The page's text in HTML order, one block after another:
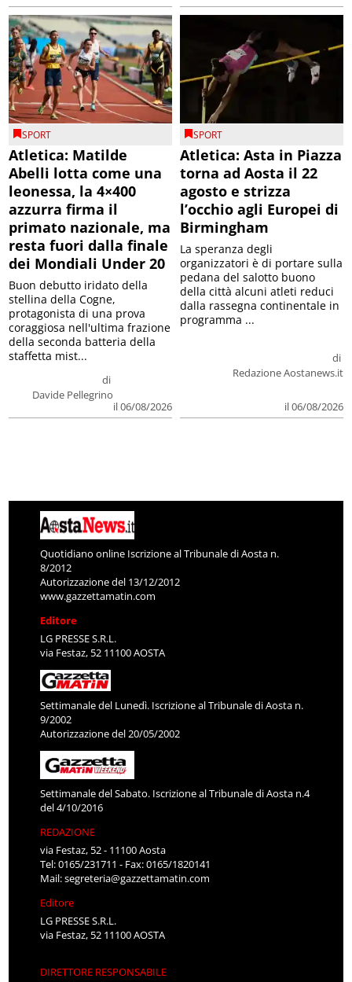
SPORT
Atletica: Matilde
Abelli lotta come una
leonessa, la 4×400
azzurra firma il
primato nazionale, ma
resta fuori dalla finale
dei Mondiali Under 20
di
Davide Pellegrino
il 06/08/2026
Buon debutto iridato della
stellina della Cogne,
protagonista di una prova
coraggiosa nell'ultima frazione
della seconda batteria della
staffetta mist...
SPORT
Atletica: Asta in Piazza
torna ad Aosta il 22
agosto e strizza
l’occhio agli Europei di
Birmingham
di
Redazione Aostanews.it
il 06/08/2026
La speranza degli
organizzatori è di portare sulla
pedana del salotto buono
della città alcuni atleti reduci
dalla rassegna continentale in
programma ...
Quotidiano online Iscrizione al Tribunale di Aosta n.
8/2012
Autorizzazione del 13/12/2012
www.gazzettamatin.com
Editore
LG PRESSE S.R.L.
via Festaz, 52 11100 AOSTA
Settimanale del Lunedì. Iscrizione al Tribunale di Aosta n.
9/2002
Autorizzazione del 20/05/2002
Settimanale del Sabato. Iscrizione al Tribunale di Aosta n.4
del 4/10/2016
REDAZIONE
via Festaz, 52 - 11100 Aosta
Tel: 0165/231711 - Fax: 0165/1820141
Mail:segreteria@gazzettamatin.com
Editore
LG PRESSE S.R.L.
via Festaz, 52 11100 AOSTA
DIRETTORE RESPONSABILE